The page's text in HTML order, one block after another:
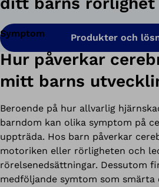
Produkter och
Symptom
Hur påverkar
mitt barns
Beroende på hur allvarlig
barndom kan olika symptom på
uppträda. Hos barn påverkar
motoriken eller rörligheten och
rörelsenedsättningar. Dessutom
medföljande symtom som smärta